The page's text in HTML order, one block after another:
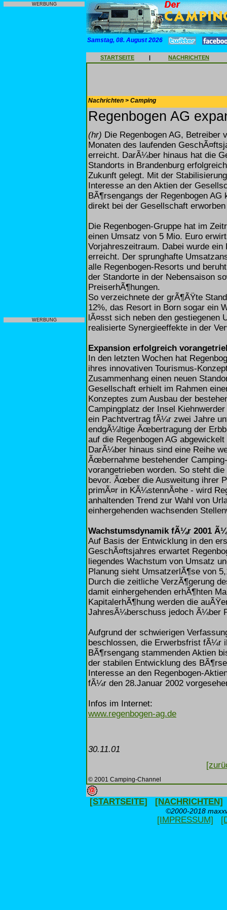
WERBUNG
WERBUNG
Samstag, 08. August 2026
STARTSEITE | NACHRICHTEN
Nachrichten > Camping
Regenbogen AG
(hr) Die Regenbogen AG, Betreiber
Monaten des laufenden
erreicht. DarÃ¼ber hinaus hat die
Standorts in Brandenburg
Zukunft gelegt. Mit der
Interesse an den Aktien der
BÃ¶rsengangs der Regenbogen
direkt bei der Gesellschaft
Die Regenbogen-Gruppe hat im
einen Umsatz von 5 Mio. Euro
Vorjahreszeitraum. Dabei wurde
erreicht. Der sprunghafte
alle Regenbogen-Resorts und
der Standorte in der Nebensaison
PreiserhÃ¶hungen.
So verzeichnete der grÃ¶ÃŸte
12%, das Resort in Born sogar ein
lÃ¤sst sich neben den gestiegenen
realisierte Synergieeffekte in der
Expansion erfolgreich
In den letzten Wochen hat
ihres innovativen Tourismus-
Zusammenhang einen neuen
Gesellschaft erhielt im Rahmen
Konzeptes zum Ausbau der
Campingplatz der Insel
ein Pachtvertrag fÃ¼r zwei Jahre
endgÃ¼ltige Ãœbertragung der
auf die Regenbogen AG
DarÃ¼ber hinaus sind eine Reihe
Ãœbernahme bestehender
vorangetrieben worden. So steht
bevor. Ãœber die Ausweitung ihrer
primÃ¤r in KÃ¼stennÃ¤he - wird
anhaltenden Trend zur Wahl von
einhergehenden wachsenden
Wachstumsdynamik fÃ¼r 2001
Auf Basis der Entwicklung in den
GeschÃ¤ftsjahres erwartet
liegendes Wachstum von Umsatz
Planung sieht UmsatzerlÃ¶se von
Durch die zeitliche VerzÃ¶gerung
damit einhergehenden erhÃ¶hten
KapitalerhÃ¶hung werden die
JahresÃ¼berschuss jedoch Ã¼ber
Aufgrund der schwierigen
beschlossen, die Erwerbsfrist fÃ¼r
BÃ¶rsengang stammenden Aktien
der stabilen Entwicklung des
Interesse an den Regenbogen-
fÃ¼r den 28.Januar 2002
Infos im Internet:
www.regenbogen-ag.de
30.11.01
© 2001 Camping-Channel
[STARTSEITE] [NACHRICHTEN]
©2000-2018
[IMPRESSUM]